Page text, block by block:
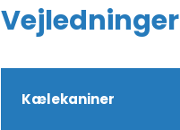
Vejledninger​
Kælekaniner